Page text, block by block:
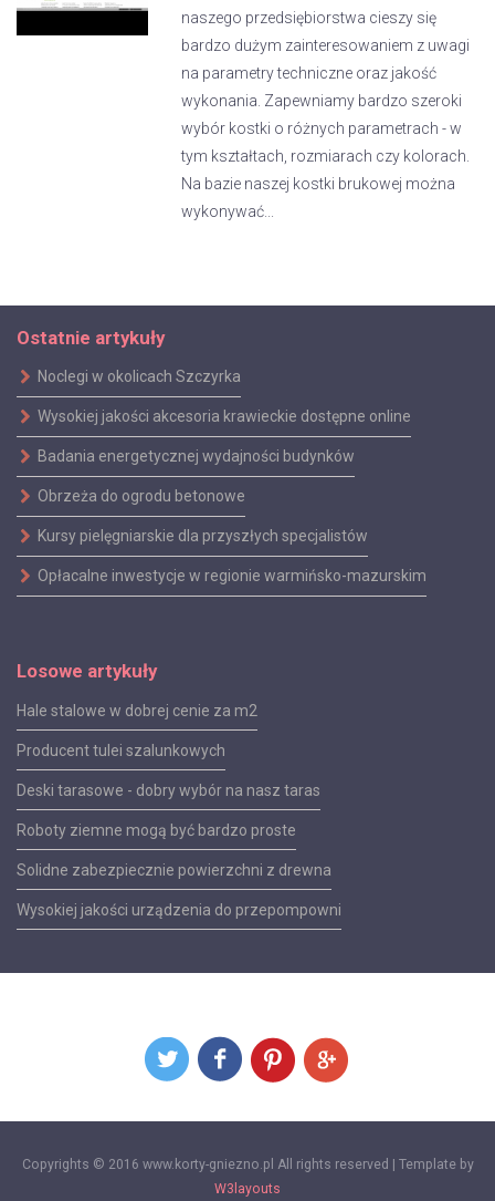
naszego przedsiębiorstwa cieszy się
bardzo dużym zainteresowaniem z uwagi
na parametry techniczne oraz jakość
wykonania. Zapewniamy bardzo szeroki
wybór kostki o różnych parametrach - w
tym kształtach, rozmiarach czy kolorach.
Na bazie naszej kostki brukowej można
wykonywać...
Ostatnie artykuły
Noclegi w okolicach Szczyrka
Wysokiej jakości akcesoria krawieckie dostępne online
Badania energetycznej wydajności budynków
Obrzeża do ogrodu betonowe
Kursy pielęgniarskie dla przyszłych specjalistów
Opłacalne inwestycje w regionie warmińsko-mazurskim
Losowe artykuły
Hale stalowe w dobrej cenie za m2
Producent tulei szalunkowych
Deski tarasowe - dobry wybór na nasz taras
Roboty ziemne mogą być bardzo proste
Solidne zabezpiecznie powierzchni z drewna
Wysokiej jakości urządzenia do przepompowni
Copyrights © 2016 www.korty-gniezno.pl All rights reserved | Template by
W3layouts